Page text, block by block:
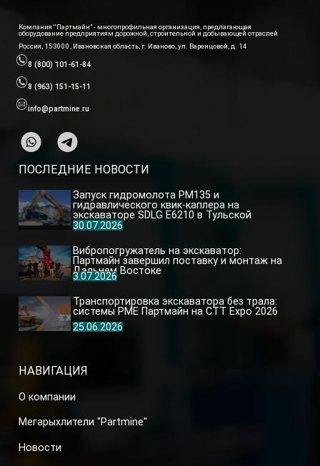
Компания “Партмайн” - многопрофильная организация, предлагающая
оборудование предприятиям дорожной, строительной и добывающей отраслей
Россия, 153000, Ивановская область, г. Иваново, ул. Варенцовой, д. 14
8 (800) 101-61-84
8 (963) 151-15-11
info@partmine.ru
НАВИГАЦИЯ
О компании
Мегарыхлители "Partmine"
Новости
ПОСЛЕДНИЕ НОВОСТИ
Запуск гидромолота PM135 и
гидравлического квик-каплера на
экскаваторе SDLG E6210 в Тульской
области
30.07.2026
Вибропогружатель на экскаватор:
Партмайн завершил поставку и монтаж на
Дальнем Востоке
3.07.2026
Транспортировка экскаватора без трала:
системы PME Партмайн на CTT Expo 2026
25.06.2026